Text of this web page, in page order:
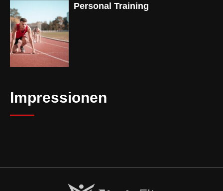
Personal Training
Impressionen